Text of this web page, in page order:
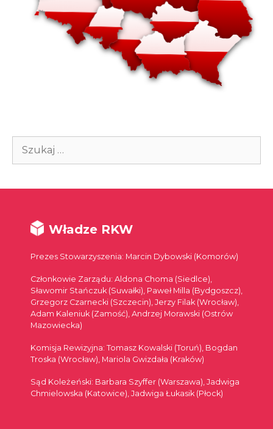
Szukaj:
Władze RKW
Prezes Stowarzyszenia: Marcin Dybowski (Komorów)
Członkowie Zarządu: Aldona Choma (Siedlce),
Sławomir Stańczuk (Suwałki), Paweł Milla (Bydgoszcz),
Grzegorz Czarnecki (Szczecin), Jerzy Filak (Wrocław),
Adam Kaleniuk (Zamość), Andrzej Morawski (Ostrów
Mazowiecka)
Komisja Rewizyjna: Tomasz Kowalski (Toruń), Bogdan
Troska (Wrocław), Mariola Gwizdała (Kraków)
Sąd Koleżeński: Barbara Szyffer (Warszawa), Jadwiga
Chmielowska (Katowice), Jadwiga Łukasik (Płock)